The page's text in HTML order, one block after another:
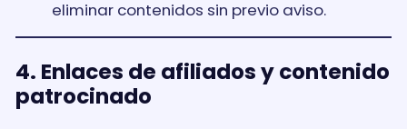
eliminar contenidos sin previo aviso.
4. Enlaces de afiliados y contenido
patrocinado